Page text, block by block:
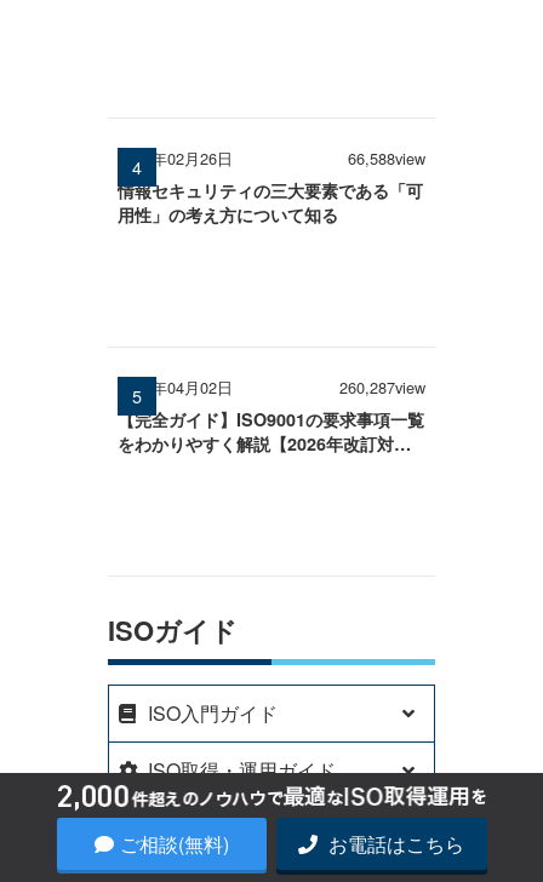
2026年02月26日 66,588view
情報セキュリティの三大要素である「可
用性」の考え方について知る
2026年04月02日 260,287view
【完全ガイド】ISO9001の要求事項一覧
をわかりやすく解説【2026年改訂対
ISOガイド
ISO入門ガイド
ISO取得・運用ガイド
HACCP導入・運用ガイド
ご相談(無料) お電話はこちら